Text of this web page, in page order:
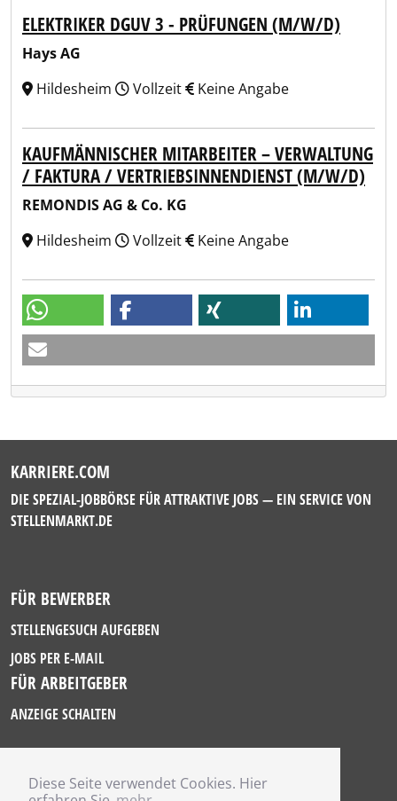
Diese Seite verwendet Cookies. Hier
ELEKTRIKER DGUV 3 - PRÜFUNGEN (M/W/D)
Hays AG
Hildesheim
Vollzeit Keine Angabe
KAUFMÄNNISCHER MITARBEITER – VERWALTUNG
/ FAKTURA / VERTRIEBSINNENDIENST (M/W/D)
REMONDIS AG & Co. KG
Hildesheim
Vollzeit Keine Angabe
KARRIERE.COM
DIE SPEZIAL-JOBBÖRSE FÜR ATTRAKTIVE JOBS — EIN SERVICE VON
STELLENMARKT.DE
FÜR BEWERBER
STELLENGESUCH AUFGEBEN
JOBS PER E-MAIL
FÜR ARBEITGEBER
ANZEIGE SCHALTEN
IMPRESSUM